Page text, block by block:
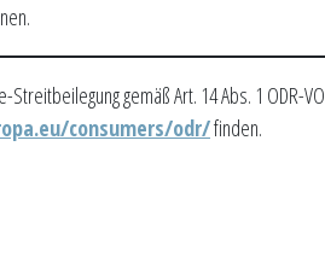
Streitbeilegung gemäß Art. 14 Abs. 1
consumers/odr/finden.